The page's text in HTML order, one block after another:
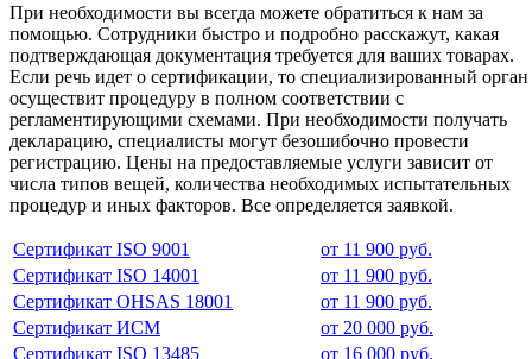
При необходимости вы всегда можете обратиться к нам за
помощью. Сотрудники быстро и подробно расскажут, какая
подтверждающая документация требуется для ваших товарах.
Если речь идет о сертификации, то специализированный орган
осуществит процедуру в полном соответствии с
регламентирующими схемами. При необходимости получать
декларацию, специалисты могут безошибочно провести
регистрацию. Цены на предоставляемые услуги зависит от
числа типов вещей, количества необходимых испытательных
процедур и иных факторов. Все определяется заявкой.
Сертификат ISO 9001
от 11 900 руб.
Сертификат ISO 14001
от 11 900 руб.
Сертификат OHSAS 18001
от 11 900 руб.
Сертификат ИСМ
от 20 000 руб.
Сертификат ISO 13485
от 16 000 руб.